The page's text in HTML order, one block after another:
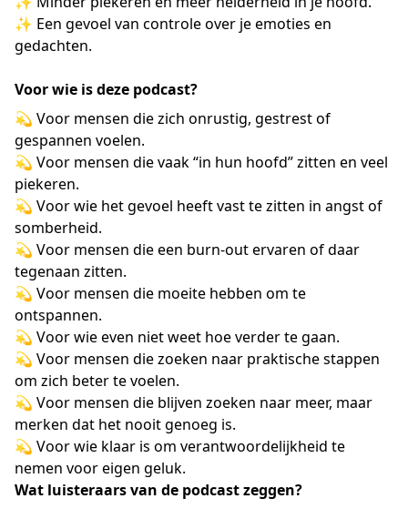
✨ Een gevoel van controle over je emoties en
gedachten.
Voor wie is deze podcast?
💫 Voor mensen die zich onrustig, gestrest of
gespannen voelen.
💫 Voor mensen die vaak “in hun hoofd” zitten en veel
piekeren.
💫 Voor wie het gevoel heeft vast te zitten in angst of
somberheid.
💫 Voor mensen die een burn-out ervaren of daar
tegenaan zitten.
💫 Voor mensen die moeite hebben om te
ontspannen.
💫 Voor wie even niet weet hoe verder te gaan.
💫 Voor mensen die zoeken naar praktische stappen
om zich beter te voelen.
💫 Voor mensen die blijven zoeken naar meer, maar
merken dat het nooit genoeg is.
💫 Voor wie klaar is om verantwoordelijkheid te
nemen voor eigen geluk.
Wat luisteraars van de podcast zeggen?